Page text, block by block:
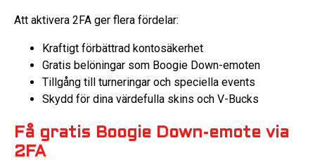
Att aktivera 2FA ger flera fördelar:
Kraftigt förbättrad kontosäkerhet
Gratis belöningar som Boogie Down-emoten
Tillgång till turneringar och speciella events
Skydd för dina värdefulla skins och V-Bucks
Få gratis Boogie Down-emote via
2FA